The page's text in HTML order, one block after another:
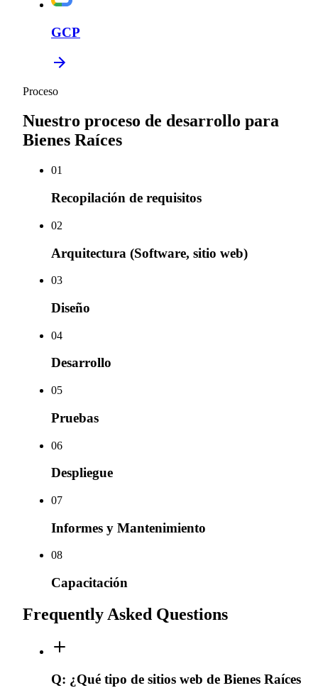
GCP
Proceso
Nuestro proceso de desarrollo para
Bienes Raíces
01
Recopilación de requisitos
02
Arquitectura (Software, sitio web)
03
Diseño
04
Desarrollo
05
Pruebas
06
Despliegue
07
Informes y Mantenimiento
08
Capacitación
Frequently Asked Questions
Q: ¿Qué tipo de sitios web de Bienes Raíces